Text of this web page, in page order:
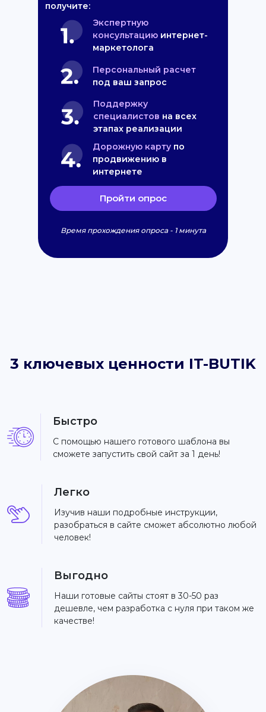
получите:
Экспертную
консультацию интернет-
маркетолога
Персональный расчет
под ваш запрос
Поддержку
специалистов на всех
этапах реализации
Дорожную карту по
продвижению в
интернете
Пройти опрос
Время прохождения опроса - 1 минута
3 ключевых ценности IT-BUTIK
Быстро
С помощью нашего готового шаблона вы
сможете запустить свой сайт за 1 день!
Легко
Изучив наши подробные инструкции,
разобраться в сайте сможет абсолютно любой
человек!
Выгодно
Наши готовые сайты стоят в 30-50 раз
дешевле, чем разработка с нуля при таком же
качестве!